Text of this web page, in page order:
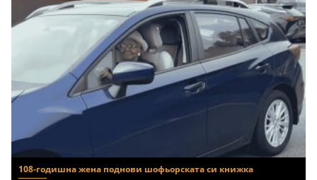
108-годишна жена поднови шофьорската си книжка